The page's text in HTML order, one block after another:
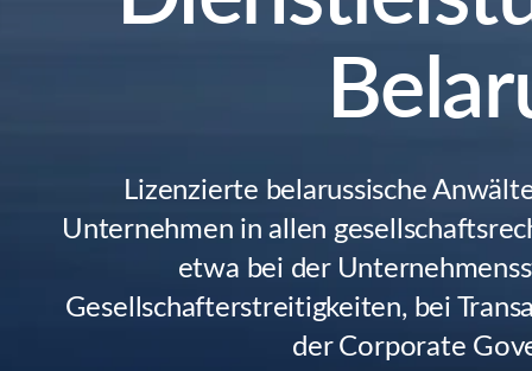
Lizenzierte belarussische
Unternehmen in allen
etwa bei der
Gesellschafterstreitigkeiten, bei
der Corporate